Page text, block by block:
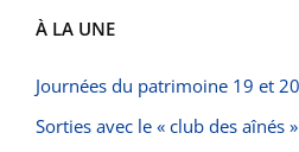
À LA UNE
Journées du patrimoine 19 et
Sorties avec le « club des aînés